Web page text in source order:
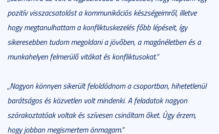
pozitív visszacsatolást a kommunikációs készségeimről, illetve
hogy megtanulhattam a konfliktuskezelés főbb lépéseit, így
sikeresebben tudom megoldani a jövőben, a magánéletben és a
munkahelyen felmerülő vitákat és konfliktusokat.”
„Nagyon könnyen sikerült feloldódnom a csoportban, hihetetlenül
barátságos és közvetlen volt mindenki. A feladatok nagyon
szórakoztatóak voltak és szívesen csináltam őket. Úgy érzem,
hogy jobban megismertem önmagam.”